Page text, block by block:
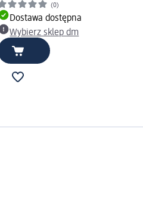
(0)
Dostawa dostępna
Wybierz sklep dm